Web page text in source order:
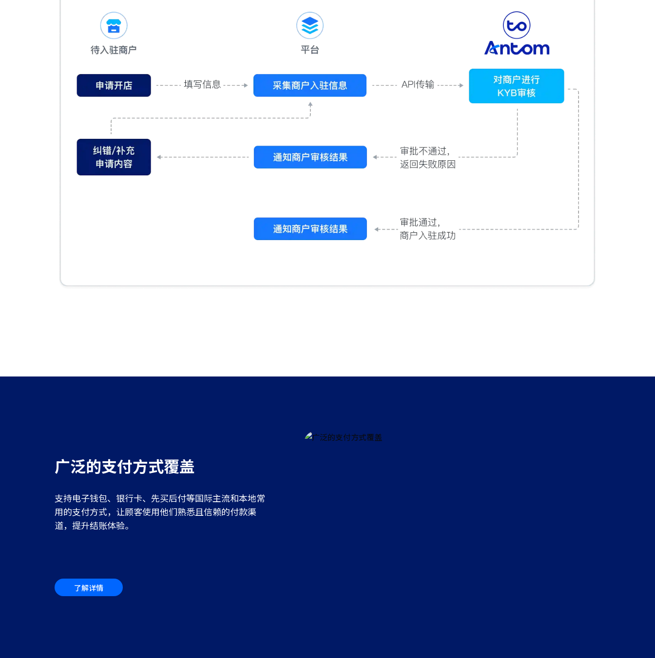
广泛的支付方式覆盖
支持电子钱包、银行卡、先买后付等国际主流和本地常
用的支付方式，让顾客使用他们熟悉且信赖的付款渠
道，提升结账体验。
了解详情